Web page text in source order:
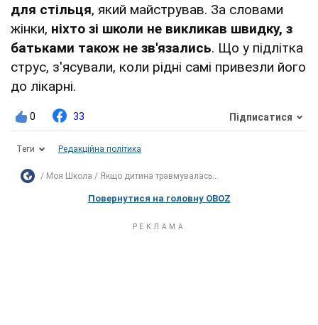
для стільця, який майстрував. За словами
жінки, ніхто зі школи не викликав швидку, з
батьками також не зв'язались. Що у підлітка
струс, з'ясували, коли рідні самі привезли його
до лікарні.
0 33 Підписатися
Теги Редакційна політика
Моя Школа Якщо дитина травмувалась...
Повернутися на головну OBOZ